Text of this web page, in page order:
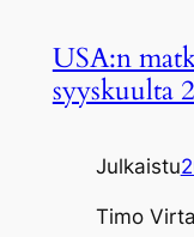
USA:n
syyskuulta
Julkaistu
Timo